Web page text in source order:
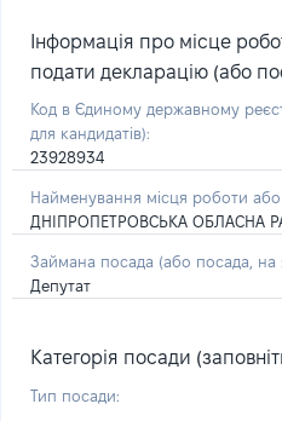
Інформація про місце
подати декларацію (або
Код в Єдиному державному
для кандидатів):
23928934
Найменування місця роботи
ДНІПРОПЕТРОВСЬКА ОБЛАСНА
Займана посада (або посада, на
Депутат
Категорія посади
Тип посади: